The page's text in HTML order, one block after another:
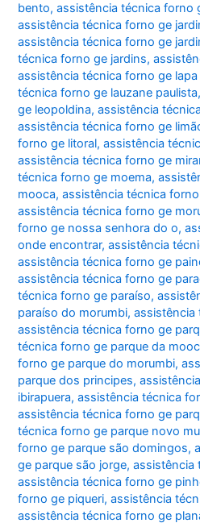
bento,assistência técnica forno
assistência técnica forno ge
assistência técnica forno ge
técnica forno ge jardins,
assistência técnica forno ge
técnica forno ge lauzane paulista
ge leopoldina,assistência
assistência técnica forno ge
forno ge litoral,assistência
assistência técnica forno ge
técnica forno ge moema,
mooca,assistência técnica
assistência técnica forno ge
forno ge nossa senhora do o,
onde encontrar,assistência
assistência técnica forno ge
assistência técnica forno ge
técnica forno ge paraíso,
paraíso do morumbi,assistência
assistência técnica forno ge
técnica forno ge parque da
forno ge parque do morumbi,
parque dos principes,
ibirapuera,assistência técnica
assistência técnica forno ge
técnica forno ge parque novo
forno ge parque são domingos,
ge parque são jorge,assistência
assistência técnica forno ge
forno ge piqueri,assistência
assistência técnica forno ge